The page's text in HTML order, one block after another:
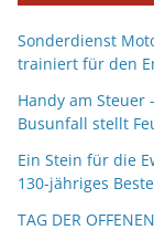
Sonderdienst
trainiert für den
Handy am Steuer
Busunfall stellt
Ein Stein für die
130-jähriges
TAG DER